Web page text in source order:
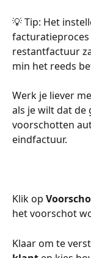
💡 Tip: Het
restantfactuur
min het reeds
Werk je liever
als je wilt dat
voorschotten
eindfactuur.
Klik op
het voorschot
Klaar om te